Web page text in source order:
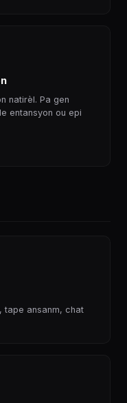
natirèl. Pa gen
entansyon ou epi
tape ansanm, chat